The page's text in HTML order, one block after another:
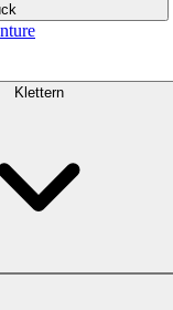
Klettern